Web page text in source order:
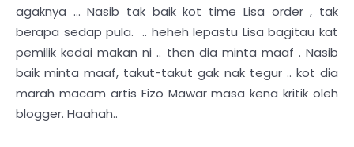
agaknya ... Nasib tak baik kot time Lisa order , tak
berapa sedap pula. .. heheh lepastu Lisa bagitau kat
pemilik kedai makan ni .. then dia minta maaf . Nasib
baik minta maaf, takut-takut gak nak tegur .. kot dia
marah macam artis Fizo Mawar masa kena kritik oleh
blogger. Haahah..